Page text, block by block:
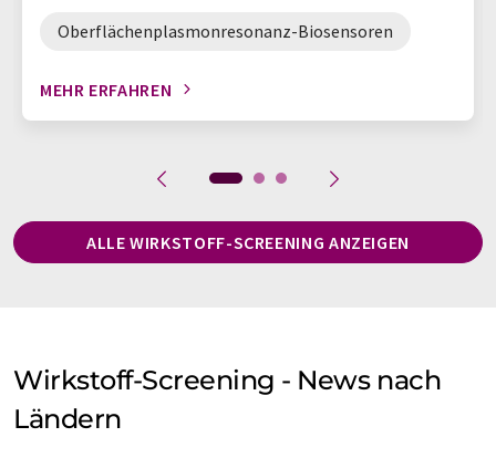
Oberflächenplasmonresonanz-Biosensoren
MEHR ERFAHREN
ALLE WIRKSTOFF-SCREENING ANZEIGEN
Wirkstoff-Screening - News nach
Ländern